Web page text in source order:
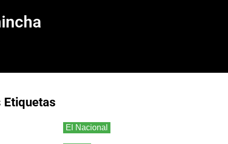
Etiquetas
El Nacional